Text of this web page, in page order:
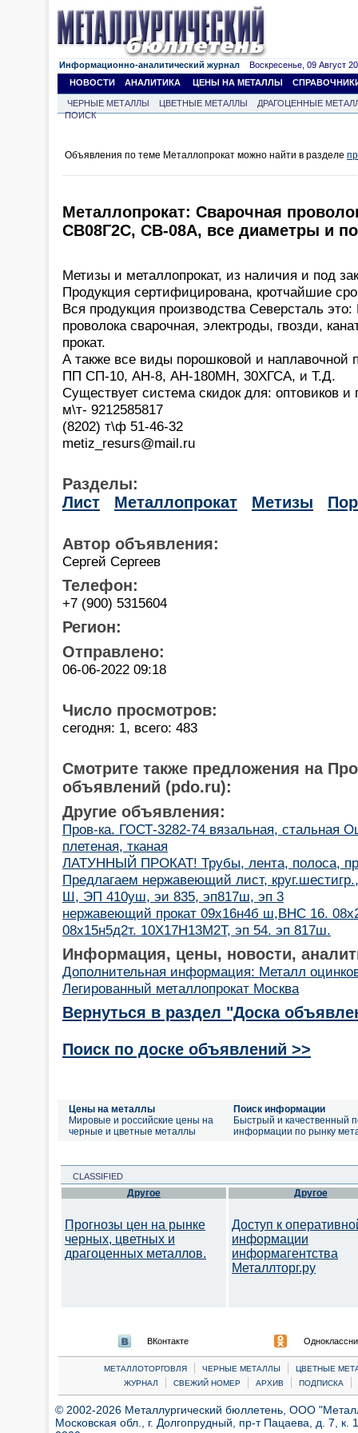
Информационно-аналитический журнал Воскресенье, 09 Август
НОВОСТИ
АНАЛИТИКА ЦЕНЫ НА МЕТАЛЛЫ
ЧЕРНЫЕ МЕТАЛЛЫ ЦВЕТНЫЕ МЕТАЛЛЫ
ДРАГОЦЕННЫЕ
ПОИСК
Объявления по теме Металлопрокат можно найти в разделе
Металлопрокат: Cварочная
СВ08Г2С, СВ-08А, все диаметры и
Метизы и металлопрокат, из наличия и под
Продукция сертифицирована, кротчайшие
Вся продукция производства Северсталь
проволока сварочная, электроды, гвозди,
прокат.
А также все виды порошковой и наплавочной
ПП СП-10, АН-8, АН-180МН, 30ХГСА, и Т.Д.
Существует система скидок для: оптовиков и
м\т- 9212585817
(8202) т\ф 51-46-32
metiz_resurs@mail.ru
Разделы:
Лист
Металлопрокат Метизы
Автор объявления:
Сергей Сергеев
Телефон:
+7 (900) 5315604
Регион:
Отправлено:
06-06-2022 09:18
Число просмотров:
сегодня: 1, всего: 483
Смотрите также предложения на
объявлений (pdo.ru):
Другие объявления:
Пров-ка. ГОСТ-3282-74 вязальная, стальная
плетеная, тканая
ЛАТУННЫЙ ПРОКАТ! Трубы, лента, полоса,
Предлагаем нержавеющий лист,
Ш, ЭП 410уш, эи 835, эп817ш, эп 3
нержавеющий прокат 09х16н4б ш,ВНС 16.
08х15н5д2т. 10Х17Н13М2Т, эп 54. эп 817ш.
Информация, цены, новости,
Дополнительная информация: Металл
Легированный металлопрокат Москва
Вернуться в раздел "Доска
Поиск по доске объявлений >>
Цены на металлы
Мировые и российские цены на
черные и цветные металлы
Поиск информации
Быстрый и качественный
информации по рынку
CLASSIFIED
Другое
Прогнозы цен на рынке
черных, цветных и
драгоценных металлов.
Другое
Доступ к
информации
информагентства
Металлторг.ру
ВКонтакте
МЕТАЛЛОТОРГОВЛЯ | ЧЕРНЫЕ МЕТАЛЛЫ |
ЦВЕТНЫЕ
ЖУРНАЛ
| СВЕЖИЙ НОМЕР | АРХИВ | ПОДПИСКА |
© 2002-2026 Металлургический бюллетень, ООО
Московская обл., г. Долгопрудный, пр-т Пацаева, д. 7,